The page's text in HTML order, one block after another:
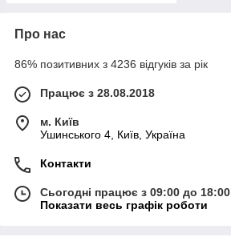
Про нас
86% позитивних з 4236 відгуків за рік
Працює з 28.08.2018
м. Київ
Ушинського 4, Київ, Україна
Контакти
Сьогодні працює з 09:00 до 18:00
Показати весь графік роботи